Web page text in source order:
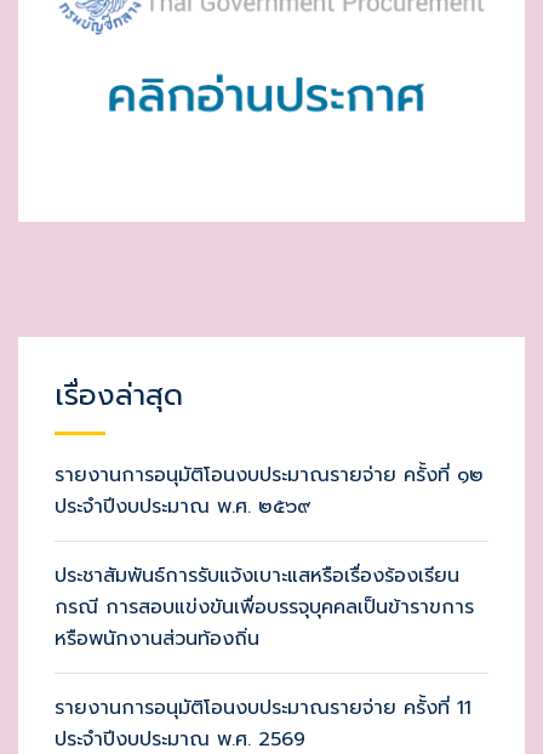
เรื่องล่าสุด
รายงานการอนุมัติโอนงบประมาณรายจ่าย ครั้งที่ ๑๒
ประจำปีงบประมาณ พ.ศ. ๒๕๖๙
ประชาสัมพันธ์การรับแจ้งเบาะแสหรือเรื่องร้องเรียน
กรณี การสอบแข่งขันเพื่อบรรจุบุคคลเป็นข้าราขการ
หรือพนักงานส่วนท้องถิ่น
รายงานการอนุมัติโอนงบประมาณรายจ่าย ครั้งที่ 11
ประจำปีงบประมาณ พ.ศ. 2569